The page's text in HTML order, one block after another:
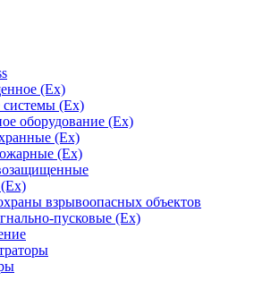
(Ex)
системы (Ex)
оборудование (Ex)
(Ex)
(Ex)
взрывоопасных объектов
пусковые (Ex)